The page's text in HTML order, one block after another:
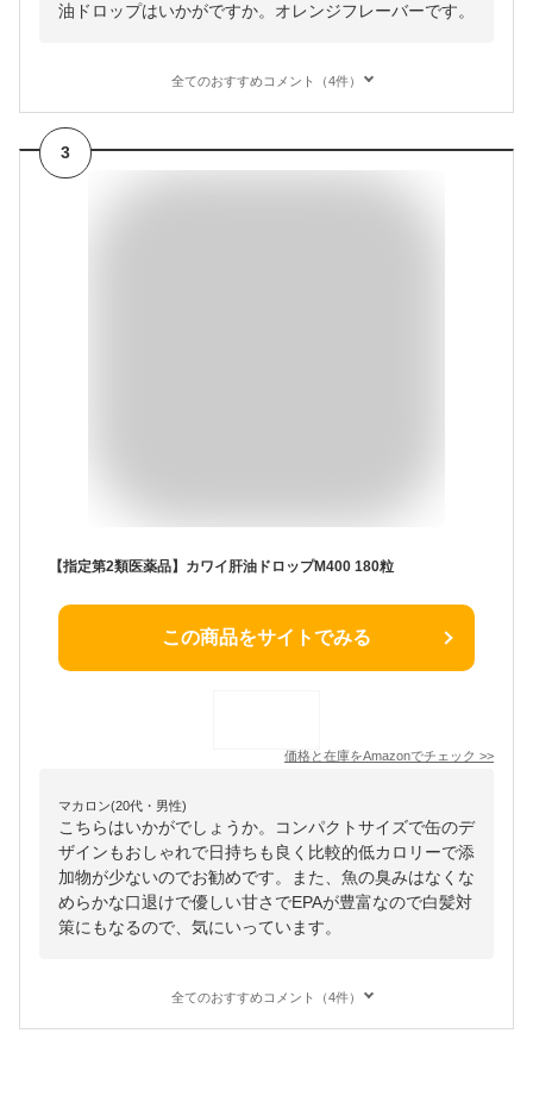
油ドロップはいかがですか。オレンジフレーバーです。
全てのおすすめコメント（4件）
3
【指定第2類医薬品】カワイ肝油ドロップM400 180粒
この商品をサイトでみる
価格と在庫をAmazonでチェック >>
マカロン(20代・男性)
こちらはいかがでしょうか。コンパクトサイズで缶のデ
ザインもおしゃれで日持ちも良く比較的低カロリーで添
加物が少ないのでお勧めです。また、魚の臭みはなくな
めらかな口退けで優しい甘さでEPAが豊富なので白髪対
策にもなるので、気にいっています。
全てのおすすめコメント（4件）